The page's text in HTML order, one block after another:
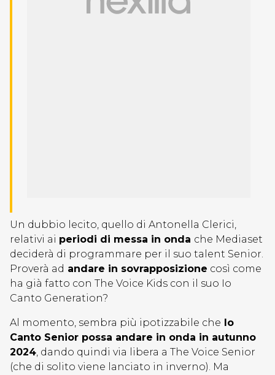
Un dubbio lecito, quello di Antonella Clerici,
relativi ai periodi di messa in onda che Mediaset
deciderà di programmare per il suo talent Senior.
Proverà ad andare in sovrapposizione così come
ha già fatto con The Voice Kids con il suo Io
Canto Generation?
Al momento, sembra più ipotizzabile che Io
Canto Senior possa andare in onda in autunno
2024, dando quindi via libera a The Voice Senior
(che di solito viene lanciato in inverno). Ma